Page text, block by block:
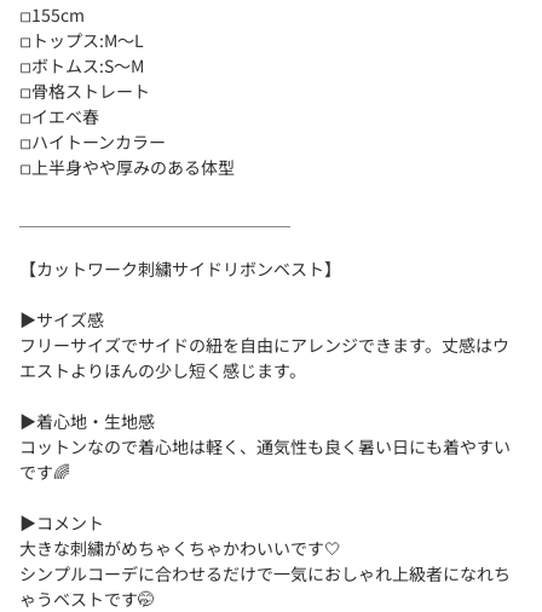
◽︎155cm
◽︎トップス:M〜L
◽︎ボトムス:S〜M
◽︎骨格ストレート
◽︎イエベ春
◽︎ハイトーンカラー
◽︎上半身やや厚みのある体型
【カットワーク刺繍サイドリボンベスト】
▶︎サイズ感
フリーサイズでサイドの紐を自由にアレンジできます。丈感はウ
エストよりほんの少し短く感じます。
▶︎着心地・生地感
コットンなので着心地は軽く、通気性も良く暑い日にも着やすい
です🌈
▶︎コメント
大きな刺繍がめちゃくちゃかわいいです🤍
シンプルコーデに合わせるだけで一気におしゃれ上級者になれち
ゃうベストです🤭